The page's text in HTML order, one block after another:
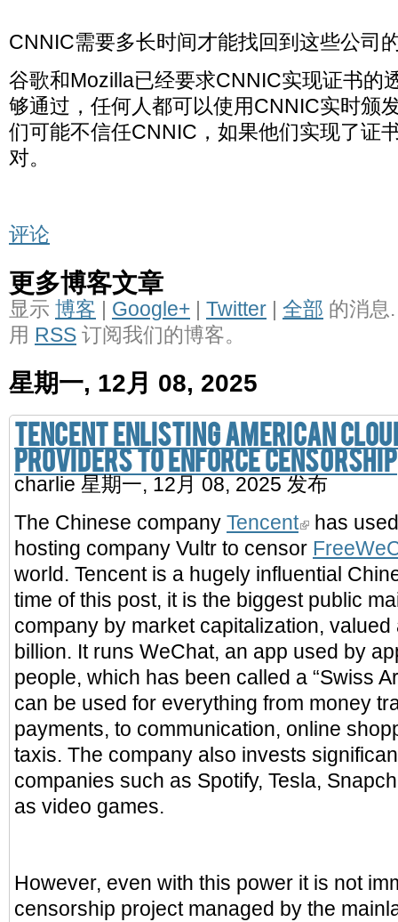
CNNIC需要多长时间才能找回到这些公司
谷歌和Mozilla已经要求CNNIC实现证书的
够通过，任何人都可以使用CNNIC实时颁
们可能不信任CNNIC，如果他们实现了证
对。
评论
更多博客文章
显示 博客 | Google+ | Twitter | 全部 的消息
用 RSS 订阅我们的博客。
星期一, 12月 08, 2025
Tencent enlisting American
providers to enforce censorship
charlie 星期一, 12月 08, 2025 发布
The Chinese company Tencent
has
hosting company Vultr to censor
world. Tencent is a hugely influential
time of this post, it is the biggest public
company by market capitalization,
billion. It runs WeChat, an app used by
people, which has been called a “Swiss
can be used for everything from money
payments, to communication, online
taxis. The company also invests
companies such as Spotify, Tesla,
as video games.
However, even with this power it is not
censorship project managed by the